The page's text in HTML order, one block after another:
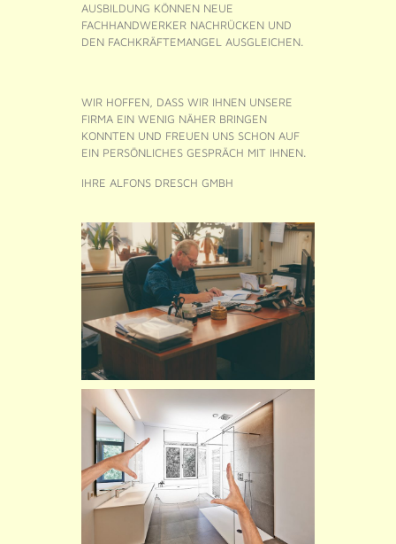
AUSBILDUNG KÖNNEN NEUE
FACHHANDWERKER NACHRÜCKEN UND
DEN FACHKRÄFTEMANGEL AUSGLEICHEN.
WIR HOFFEN, DASS WIR IHNEN UNSERE
FIRMA EIN WENIG NÄHER BRINGEN
KONNTEN UND FREUEN UNS SCHON AUF
EIN PERSÖNLICHES GESPRÄCH MIT IHNEN.
IHRE ALFONS DRESCH GMBH